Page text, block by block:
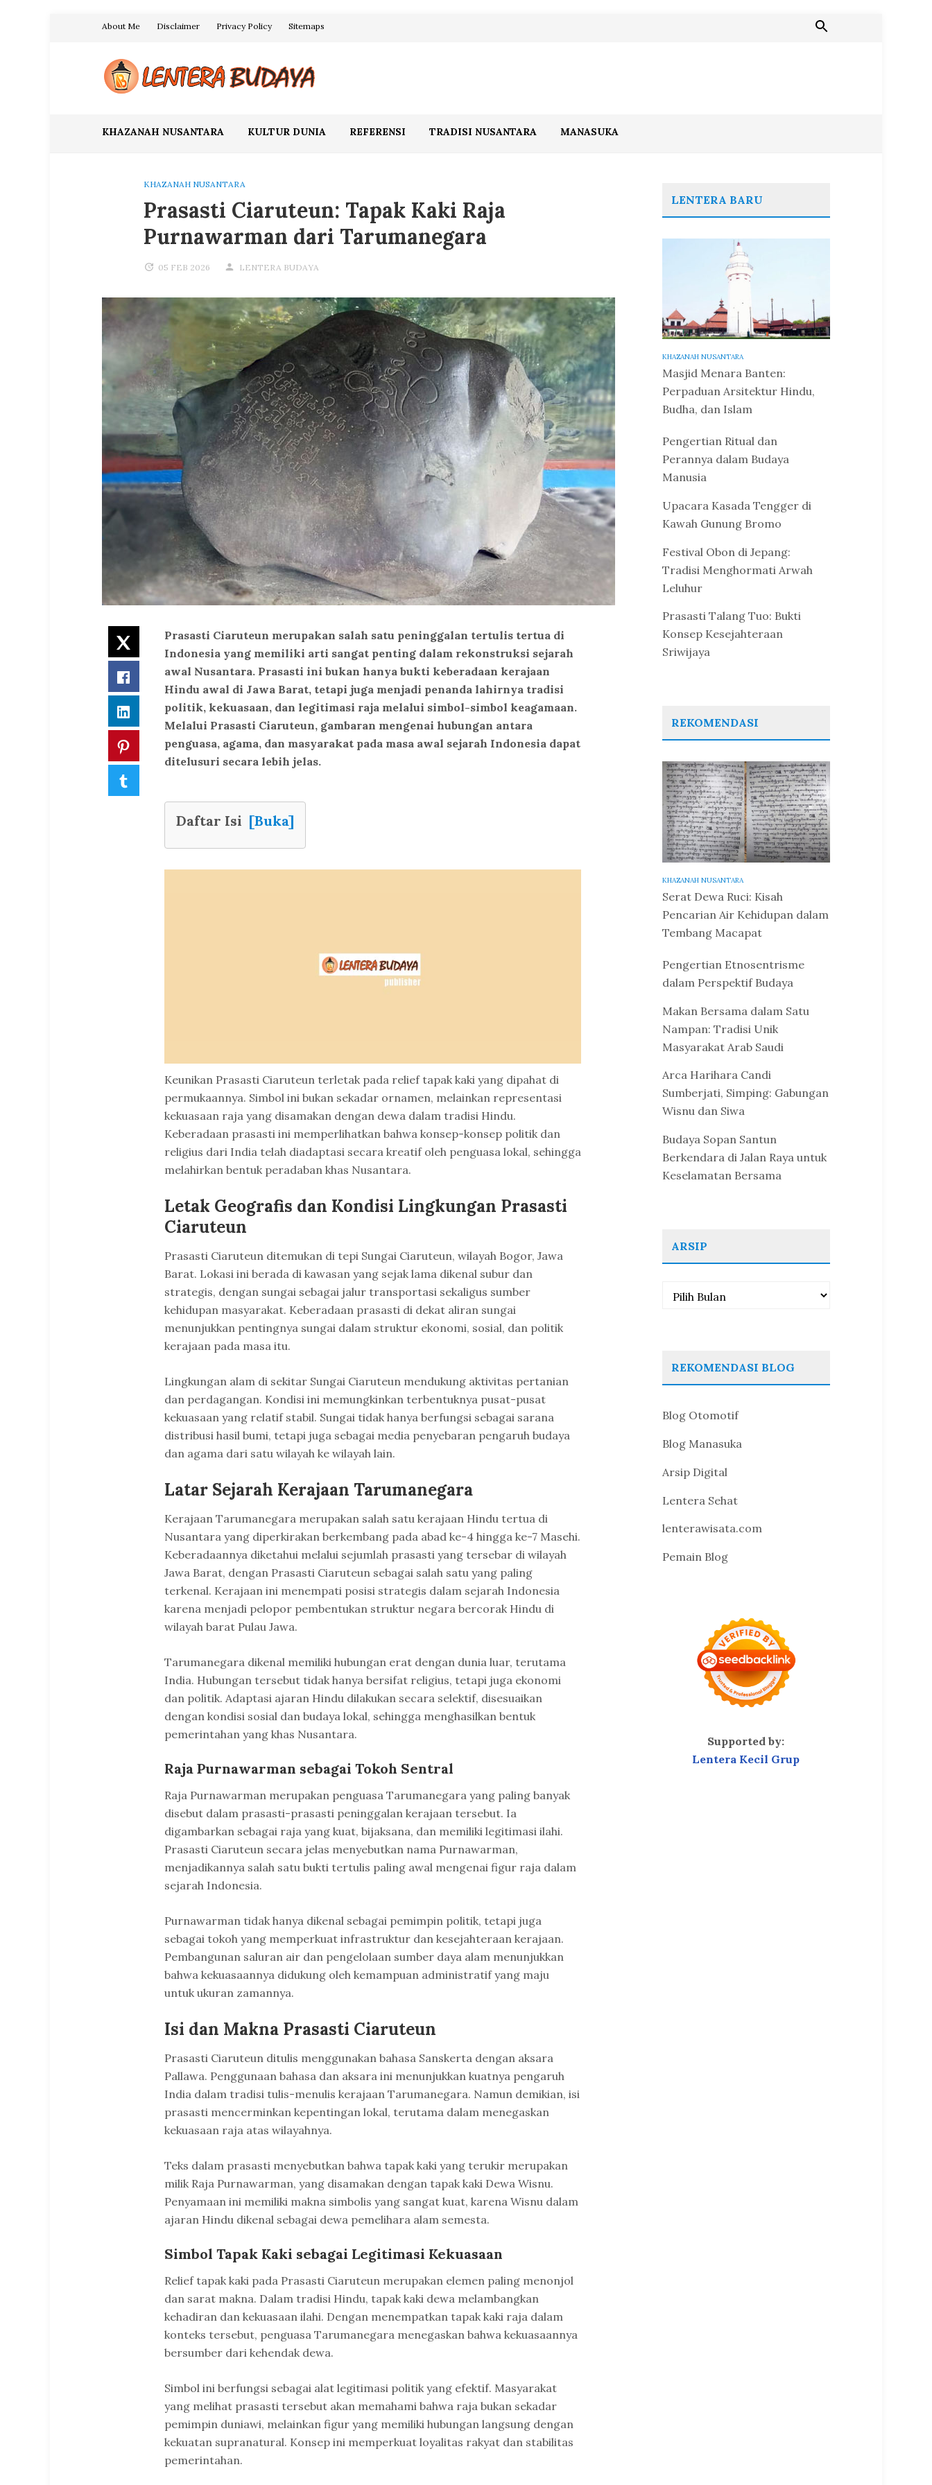
About Me Disclaimer Privacy Policy Sitemaps
KHAZANAH NUSANTARA KULTUR DUNIA REFERENSI TRADISI NUSANTARA MANASUKA
KHAZANAH NUSANTARA
Prasasti Ciaruteun: Tapak Kaki Raja
Purnawarman dari Tarumanegara
05 FEB 2026 LENTERA BUDAYA
Twitter
Facebook
LinkedIn
Pinterest
Prasasti Ciaruteun merupakan salah satu peninggalan tertulis tertua di
Indonesia yang memiliki arti sangat penting dalam rekonstruksi sejarah
awal Nusantara. Prasasti ini bukan hanya bukti keberadaan kerajaan
Hindu awal di Jawa Barat, tetapi juga menjadi penanda lahirnya tradisi
politik, kekuasaan, dan legitimasi raja melalui simbol-simbol keagamaan.
Melalui Prasasti Ciaruteun, gambaran mengenai hubungan antara
penguasa, agama, dan masyarakat pada masa awal sejarah Indonesia dapat
ditelusuri secara lebih jelas.
Daftar Isi [Buka]
Keunikan Prasasti Ciaruteun terletak pada relief tapak kaki yang dipahat di
permukaannya. Simbol ini bukan sekadar ornamen, melainkan representasi
kekuasaan raja yang disamakan dengan dewa dalam tradisi Hindu.
Keberadaan prasasti ini memperlihatkan bahwa konsep-konsep politik dan
religius dari India telah diadaptasi secara kreatif oleh penguasa lokal, sehingga
melahirkan bentuk peradaban khas Nusantara.
Letak Geografis dan Kondisi Lingkungan Prasasti
Ciaruteun
Prasasti Ciaruteun ditemukan di tepi Sungai Ciaruteun, wilayah Bogor, Jawa
Barat. Lokasi ini berada di kawasan yang sejak lama dikenal subur dan
strategis, dengan sungai sebagai jalur transportasi sekaligus sumber
kehidupan masyarakat. Keberadaan prasasti di dekat aliran sungai
menunjukkan pentingnya sungai dalam struktur ekonomi, sosial, dan politik
kerajaan pada masa itu.
Lingkungan alam di sekitar Sungai Ciaruteun mendukung aktivitas pertanian
dan perdagangan. Kondisi ini memungkinkan terbentuknya pusat-pusat
kekuasaan yang relatif stabil. Sungai tidak hanya berfungsi sebagai sarana
distribusi hasil bumi, tetapi juga sebagai media penyebaran pengaruh budaya
dan agama dari satu wilayah ke wilayah lain.
Latar Sejarah Kerajaan Tarumanegara
Kerajaan Tarumanegara merupakan salah satu kerajaan Hindu tertua di
Nusantara yang diperkirakan berkembang pada abad ke-4 hingga ke-7 Masehi.
Keberadaannya diketahui melalui sejumlah prasasti yang tersebar di wilayah
Jawa Barat, dengan Prasasti Ciaruteun sebagai salah satu yang paling
terkenal. Kerajaan ini menempati posisi strategis dalam sejarah Indonesia
karena menjadi pelopor pembentukan struktur negara bercorak Hindu di
wilayah barat Pulau Jawa.
Tarumanegara dikenal memiliki hubungan erat dengan dunia luar, terutama
India. Hubungan tersebut tidak hanya bersifat religius, tetapi juga ekonomi
dan politik. Adaptasi ajaran Hindu dilakukan secara selektif, disesuaikan
dengan kondisi sosial dan budaya lokal, sehingga menghasilkan bentuk
pemerintahan yang khas Nusantara.
Raja Purnawarman sebagai Tokoh Sentral
Raja Purnawarman merupakan penguasa Tarumanegara yang paling banyak
disebut dalam prasasti-prasasti peninggalan kerajaan tersebut. Ia
digambarkan sebagai raja yang kuat, bijaksana, dan memiliki legitimasi ilahi.
Prasasti Ciaruteun secara jelas menyebutkan nama Purnawarman,
menjadikannya salah satu bukti tertulis paling awal mengenai figur raja dalam
sejarah Indonesia.
Purnawarman tidak hanya dikenal sebagai pemimpin politik, tetapi juga
sebagai tokoh yang memperkuat infrastruktur dan kesejahteraan kerajaan.
Pembangunan saluran air dan pengelolaan sumber daya alam menunjukkan
bahwa kekuasaannya didukung oleh kemampuan administratif yang maju
untuk ukuran zamannya.
Isi dan Makna Prasasti Ciaruteun
Prasasti Ciaruteun ditulis menggunakan bahasa Sanskerta dengan aksara
Pallawa. Penggunaan bahasa dan aksara ini menunjukkan kuatnya pengaruh
India dalam tradisi tulis-menulis kerajaan Tarumanegara. Namun demikian, isi
prasasti mencerminkan kepentingan lokal, terutama dalam menegaskan
kekuasaan raja atas wilayahnya.
Teks dalam prasasti menyebutkan bahwa tapak kaki yang terukir merupakan
milik Raja Purnawarman, yang disamakan dengan tapak kaki Dewa Wisnu.
Penyamaan ini memiliki makna simbolis yang sangat kuat, karena Wisnu dalam
ajaran Hindu dikenal sebagai dewa pemelihara alam semesta.
Simbol Tapak Kaki sebagai Legitimasi Kekuasaan
Relief tapak kaki pada Prasasti Ciaruteun merupakan elemen paling menonjol
dan sarat makna. Dalam tradisi Hindu, tapak kaki dewa melambangkan
kehadiran dan kekuasaan ilahi. Dengan menempatkan tapak kaki raja dalam
konteks tersebut, penguasa Tarumanegara menegaskan bahwa kekuasaannya
bersumber dari kehendak dewa.
Simbol ini berfungsi sebagai alat legitimasi politik yang efektif. Masyarakat
yang melihat prasasti tersebut akan memahami bahwa raja bukan sekadar
pemimpin duniawi, melainkan figur yang memiliki hubungan langsung dengan
kekuatan supranatural. Konsep ini memperkuat loyalitas rakyat dan stabilitas
pemerintahan.
LENTERA BARU
KHAZANAH NUSANTARA
Masjid Menara Banten:
Perpaduan Arsitektur Hindu,
Budha, dan Islam
Pengertian Ritual dan
Perannya dalam Budaya
Manusia
Upacara Kasada Tengger di
Kawah Gunung Bromo
Festival Obon di Jepang:
Tradisi Menghormati Arwah
Leluhur
Prasasti Talang Tuo: Bukti
Konsep Kesejahteraan
Sriwijaya
REKOMENDASI
KHAZANAH NUSANTARA
Serat Dewa Ruci: Kisah
Pencarian Air Kehidupan dalam
Tembang Macapat
Pengertian Etnosentrisme
dalam Perspektif Budaya
Makan Bersama dalam Satu
Nampan: Tradisi Unik
Masyarakat Arab Saudi
Arca Harihara Candi
Sumberjati, Simping: Gabungan
Wisnu dan Siwa
Budaya Sopan Santun
Berkendara di Jalan Raya untuk
Keselamatan Bersama
ARSIP
Arsip
REKOMENDASI BLOG
Blog Otomotif
Blog Manasuka
Arsip Digital
Lentera Sehat
lenterawisata.com
Pemain Blog
Supported by:
Lentera Kecil Grup